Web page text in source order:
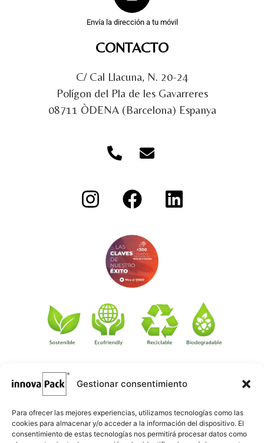
Gestionar consentimiento
Para ofrecer las mejores experiencias, utilizamos tecnologías como las
cookies para almacenar y/o acceder a la información del dispositivo. El
consentimiento de estas tecnologías nos permitirá procesar datos como
Envía la dirección a tu móvil
CONTACTO
C/ Cal Llacuna, N. 20-24
Polígon del Pla de les Gavarreres
08711 ÒDENA (Barcelona) Espanya
©·Créditos: Redacción: Innovapack · Diseño e implementación
web: Manel Caparrós · Servidores y publicación:
Contenido blog: conten.blog